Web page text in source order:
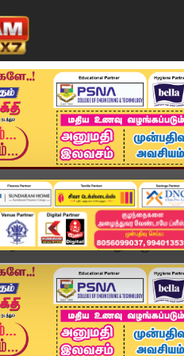
அண்மை தமிழ்நாடு
ஆசியாவின் மிகப்பெரிய துலிப் பூங்கா -